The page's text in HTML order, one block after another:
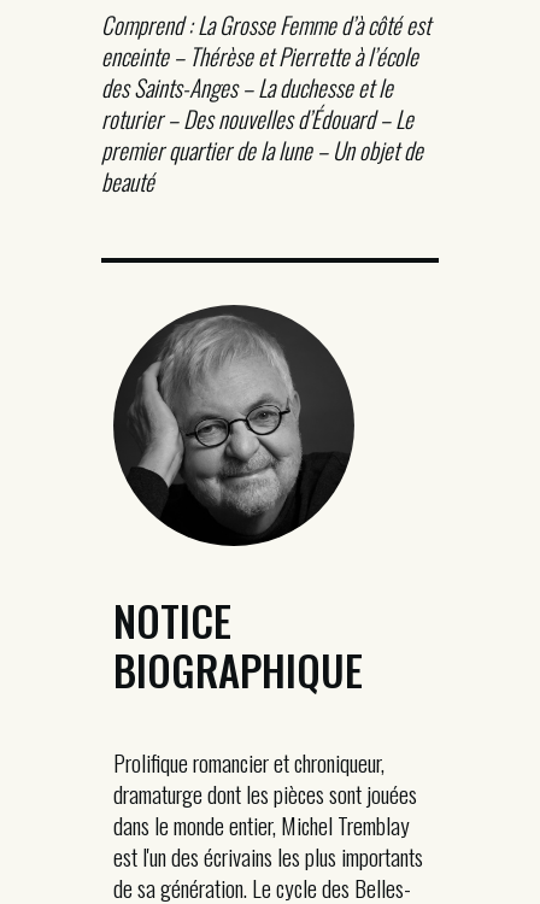
Comprend : La Grosse Femme d’à côté est
enceinte – Thérèse et Pierrette à l’école
des Saints-Anges – La duchesse et le
roturier – Des nouvelles d’Édouard – Le
premier quartier de la lune – Un objet de
beauté
NOTICE
BIOGRAPHIQUE
Prolifique romancier et chroniqueur,
dramaturge dont les pièces sont jouées
dans le monde entier, Michel Tremblay
est l'un des écrivains les plus importants
de sa génération. Le cycle des Belles-